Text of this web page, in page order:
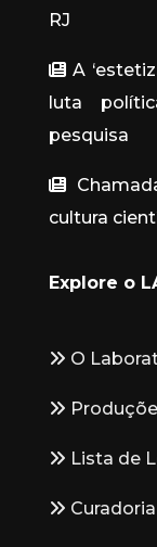
RJ
A
luta
pesquisa
cultura
Explore o
O
Lista de
Curadoria